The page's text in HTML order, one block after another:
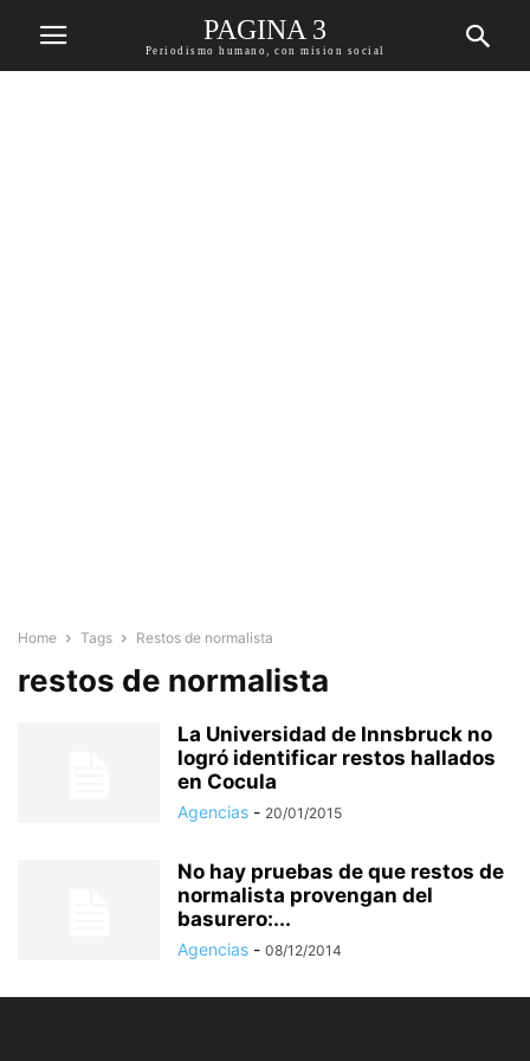
PAGINA 3
Periodismo humano, con mision social
Home Tags Restos de normalista
restos de normalista
La Universidad de Innsbruck no
logró identificar restos hallados
en Cocula
Agencias - 20/01/2015
No hay pruebas de que restos de
normalista provengan del
basurero:...
Agencias - 08/12/2014